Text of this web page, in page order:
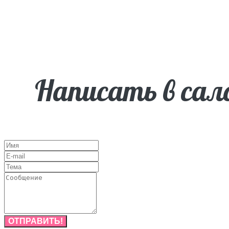
Написать в
ОТПРАВИТЬ!